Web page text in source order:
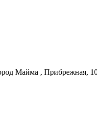
Майма , Прибрежная,